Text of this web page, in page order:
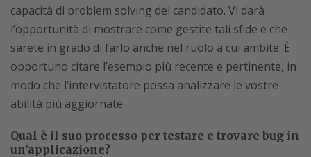
capacità di problem solving del candidato. Vi darà
l’opportunità di mostrare come gestite tali sfide e che
sarete in grado di farlo anche nel ruolo a cui ambite. È
opportuno citare l’esempio più recente e pertinente, in
modo che l’intervistatore possa analizzare le vostre
abilità più aggiornate.
Qual è il suo processo per testare e trovare bug in
un’applicazione?